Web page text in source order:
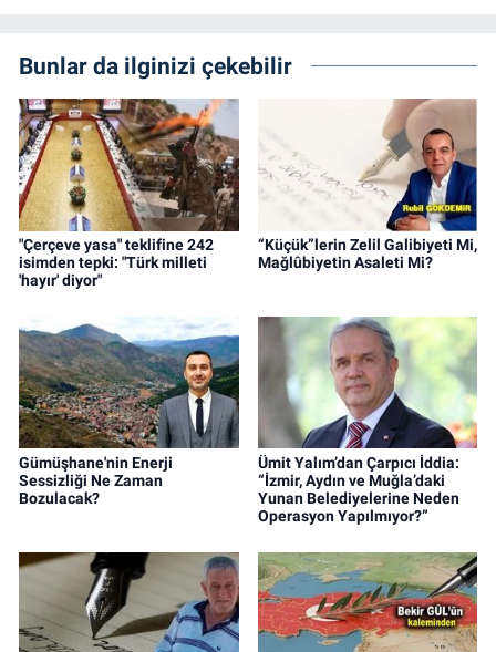
Bunlar da ilginizi çekebilir
"Çerçeve yasa" teklifine 242
isimden tepki: "Türk milleti
'hayır' diyor"
“Küçük”lerin Zelil Galibiyeti Mi,
Mağlûbiyetin Asaleti Mi?
Gümüşhane'nin Enerji
Sessizliği Ne Zaman
Bozulacak?
Ümit Yalım’dan Çarpıcı İddia:
“İzmir, Aydın ve Muğla’daki
Yunan Belediyelerine Neden
Operasyon Yapılmıyor?”